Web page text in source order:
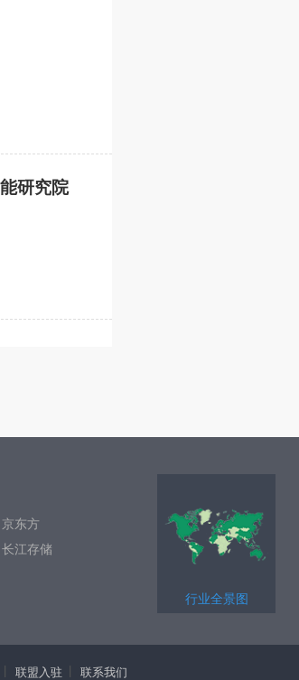
研究院
京东方
长江存储
行业全景图
联盟入驻 联系我们